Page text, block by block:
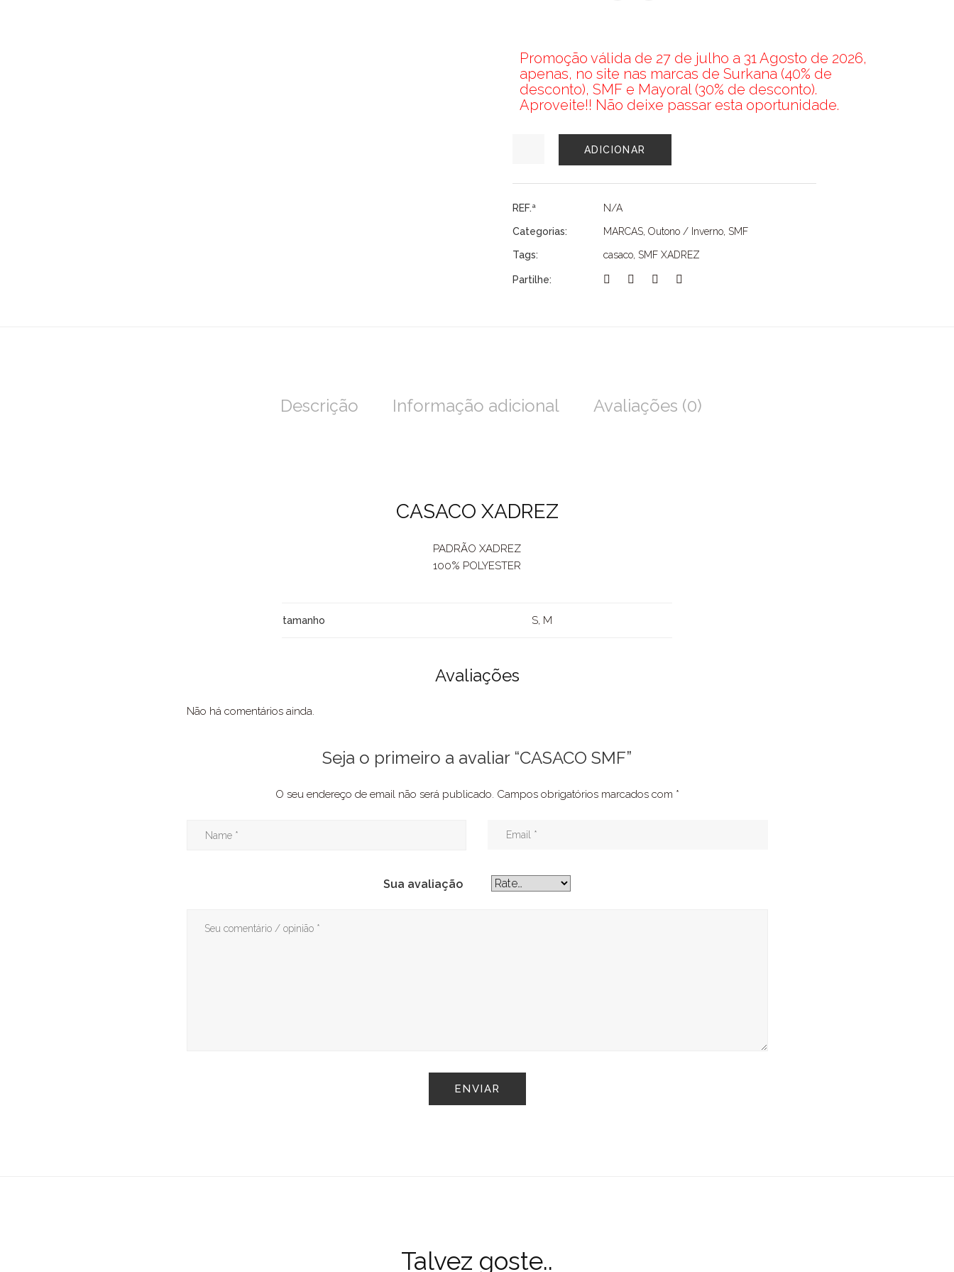
Promoção válida de 27 de julho a 31 Agosto de 2026,
apenas, no site nas marcas de Surkana (40% de
desconto), SMF e Mayoral (30% de desconto).
Aproveite!! Não deixe passar esta oportunidade.
SMF
ADICIONAR
REF.ª N/A
Categorias: MARCAS, Outono / Inverno, SMF
Tags: casaco, SMF XADREZ
Partilhe:
Descrição Informação adicional Avaliações (0)
CASACO XADREZ
PADRÃO XADREZ
100% POLYESTER
tamanho S, M
Avaliações
Não há comentários ainda.
Seja o primeiro a avaliar “CASACO SMF”
O seu endereço de email não será publicado. Campos obrigatórios marcados com *
Sua avaliação
Talvez goste..